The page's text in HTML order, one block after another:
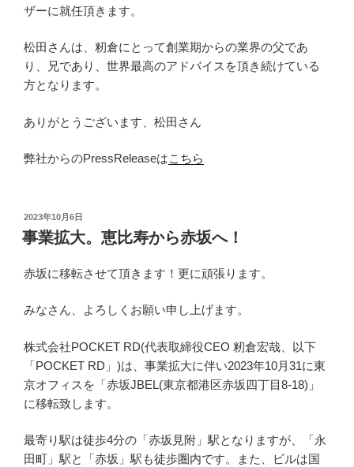
ザーに就任頂きます。
松田さんは、籾倉にとって創業期からの業界の父であ
り、兄であり、世界最高のアドバイスを頂き続けている
方となります。
ありがとうございます、松田さん
弊社からのPressReleaseはこちら
投
稿
日:
2023年10月6日
事業拡大。恵比寿から赤坂へ！
赤坂に移転させて頂きます！更に頑張ります。
みなさん、よろしくお願い申し上げます。
株式会社POCKET RD(代表取締役CEO 籾倉宏哉、以下
「POCKET RD」)は、事業拡大に伴い2023年10月31に東
京オフィスを「赤坂JBEL(東京都港区赤坂四丁目8-18)」
に移転致します。
最寄り駅は徒歩4分の「赤坂見附」駅となりますが、「永
田町」駅と「赤坂」駅も徒歩圏内です。また、ビルは国